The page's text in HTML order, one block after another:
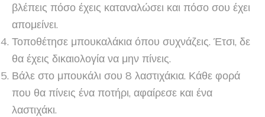
βλέπεις πόσο έχεις καταναλώσει και πόσο σου έχει
απομείνει.
Τοποθέτησε μπουκαλάκια όπου συχνάζεις. Έτσι, δε
θα έχεις δικαιολογία να μην πίνεις.
Βάλε στο μπουκάλι σου 8 λαστιχάκια. Κάθε φορά
που θα πίνεις ένα ποτήρι, αφαίρεσε και ένα
λαστιχάκι.